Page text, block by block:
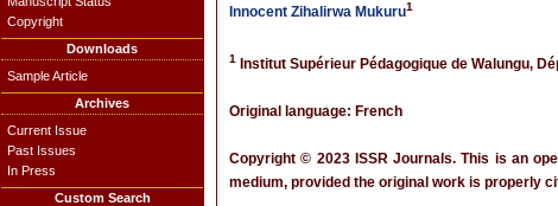
Copyright
Downloads
Sample Article
Archives
Current Issue
Past Issues
In Press
Custom Search
Innocent Zihalirwa Mukuru1
1 Institut Supérieur Pédagogique de Walungu,
Original language: French
Copyright © 2023 ISSR Journals. This is an
medium, provided the original work is properly